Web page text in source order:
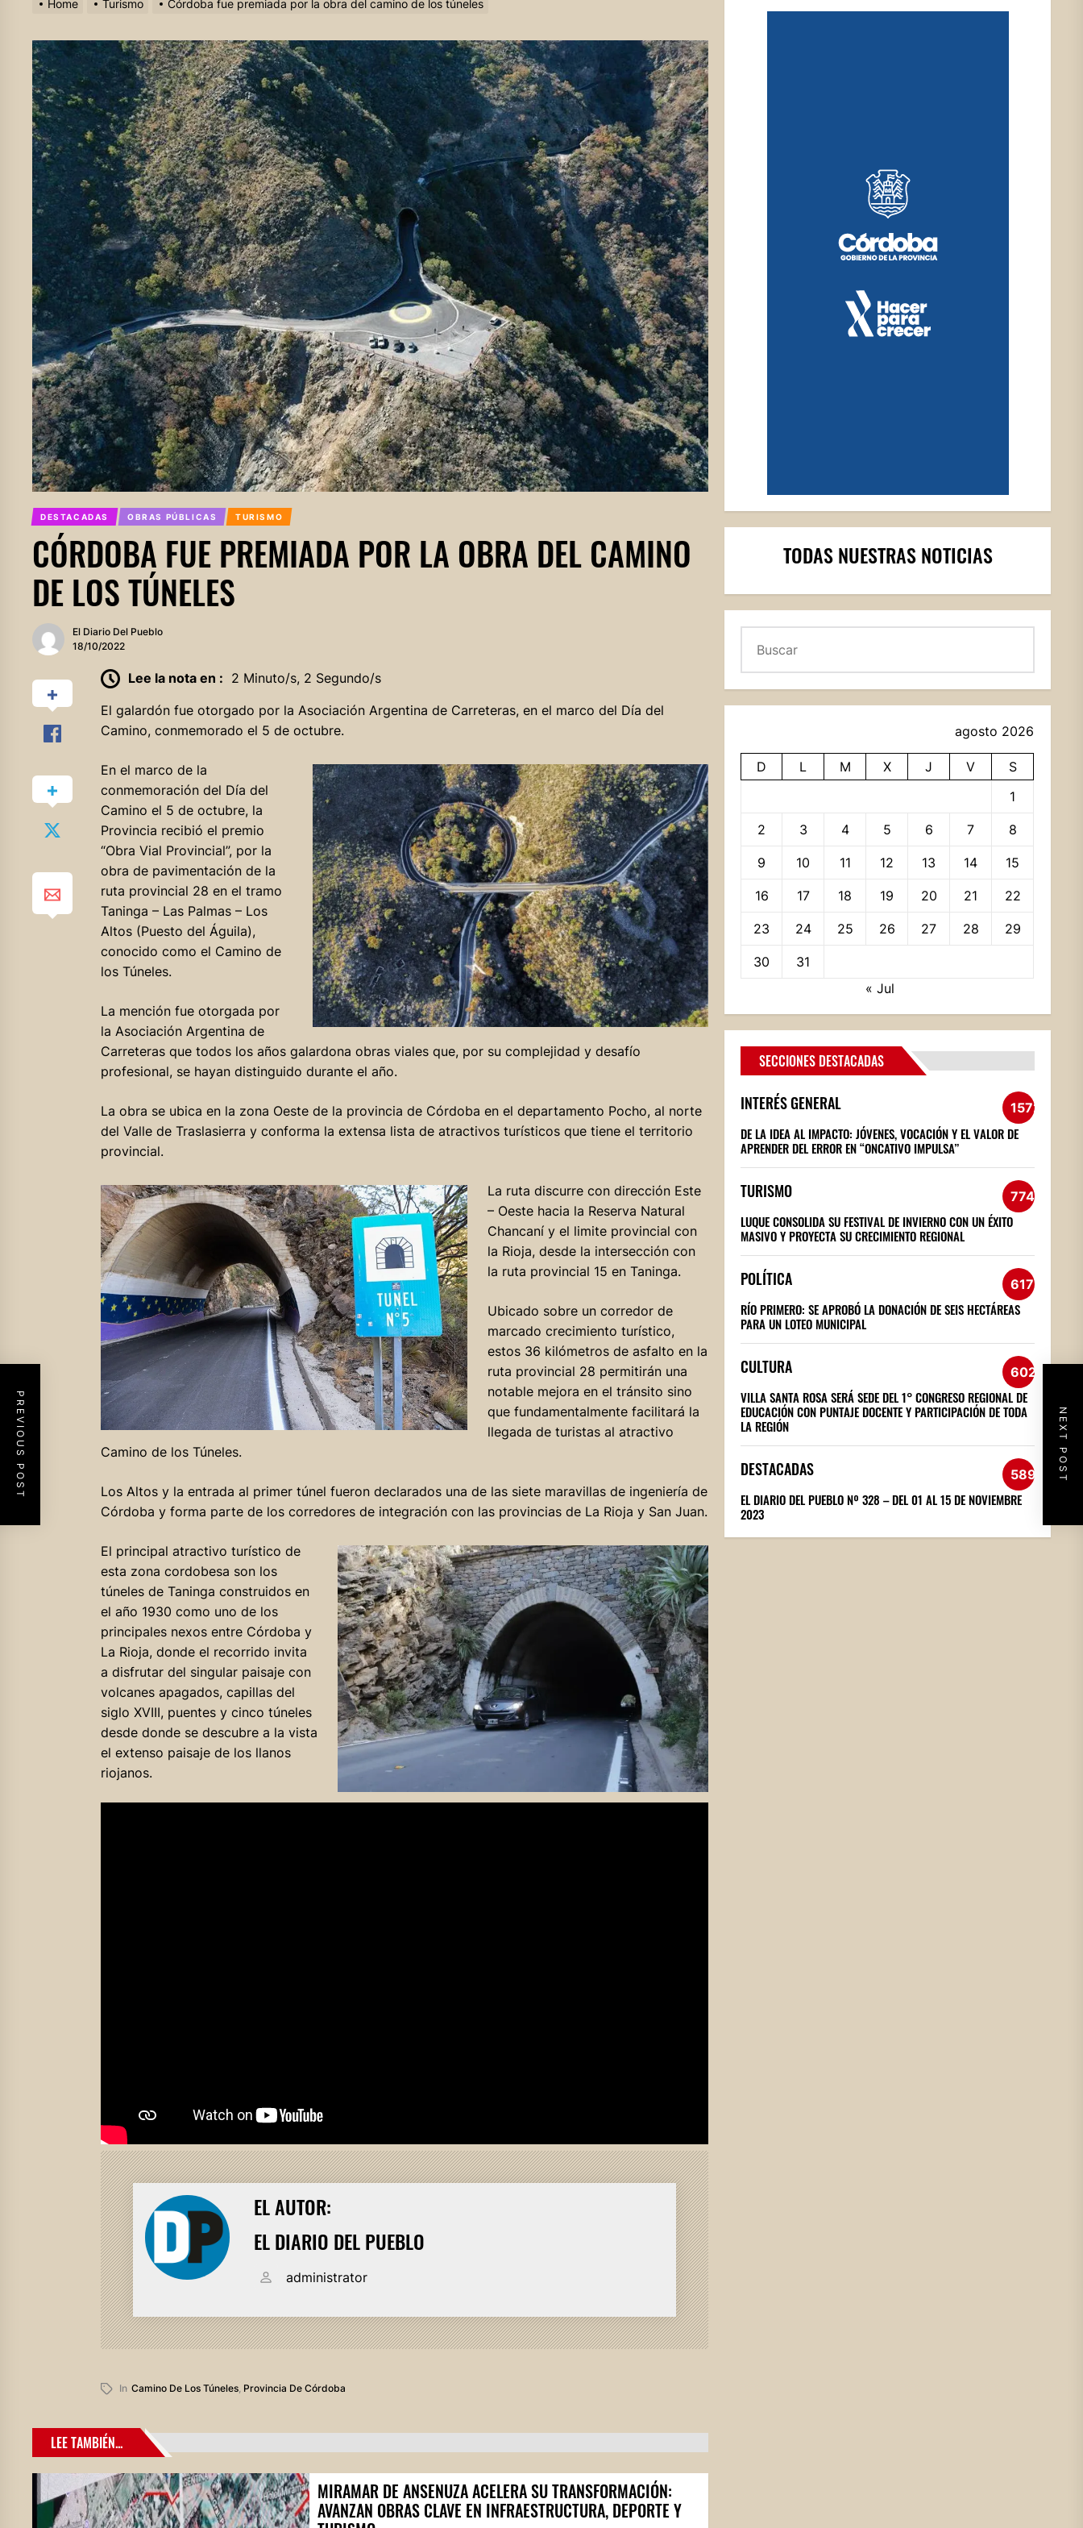
Home Turismo Córdoba fue premiada por la obra del camino de los túneles
DESTACADAS OBRAS PÚBLICAS TURISMO
CÓRDOBA FUE PREMIADA POR LA OBRA DEL CAMINO
DE LOS TÚNELES
El Diario Del Pueblo
18/10/2022
Lee la nota en : 2 Minuto/s, 2 Segundo/s
El galardón fue otorgado por la Asociación Argentina de Carreteras, en el marco del Día del
Camino, conmemorado el 5 de octubre.
En el marco de la
conmemoración del Día del
Camino el 5 de octubre, la
Provincia recibió el premio
“Obra Vial Provincial”, por la
obra de pavimentación de la
ruta provincial 28 en el tramo
Taninga – Las Palmas – Los
Altos (Puesto del Águila),
conocido como el Camino de
los Túneles.
La mención fue otorgada por
la Asociación Argentina de
Carreteras que todos los años galardona obras viales que, por su complejidad y desafío
profesional, se hayan distinguido durante el año.
La obra se ubica en la zona Oeste de la provincia de Córdoba en el departamento Pocho, al norte
del Valle de Traslasierra y conforma la extensa lista de atractivos turísticos que tiene el territorio
provincial.
La ruta discurre con dirección Este
– Oeste hacia la Reserva Natural
Chancaní y el limite provincial con
la Rioja, desde la intersección con
la ruta provincial 15 en Taninga.
Ubicado sobre un corredor de
marcado crecimiento turístico,
estos 36 kilómetros de asfalto en la
ruta provincial 28 permitirán una
notable mejora en el tránsito sino
que fundamentalmente facilitará la
llegada de turistas al atractivo
Camino de los Túneles.
Los Altos y la entrada al primer túnel fueron declarados una de las siete maravillas de ingeniería de
Córdoba y forma parte de los corredores de integración con las provincias de La Rioja y San Juan.
El principal atractivo turístico de
esta zona cordobesa son los
túneles de Taninga construidos en
el año 1930 como uno de los
principales nexos entre Córdoba y
La Rioja, donde el recorrido invita
a disfrutar del singular paisaje con
volcanes apagados, capillas del
siglo XVIII, puentes y cinco túneles
desde donde se descubre a la vista
el extenso paisaje de los llanos
riojanos.
EL AUTOR:
EL DIARIO DEL PUEBLO
administrator
In Camino De Los Túneles, Provincia De Córdoba
PREVIOUS POST NEXT POST
LEE TAMBIÉN...
MIRAMAR DE ANSENUZA ACELERA SU TRANSFORMACIÓN:
AVANZAN OBRAS CLAVE EN INFRAESTRUCTURA, DEPORTE Y
TODAS NUESTRAS NOTICIAS
agosto 2026
D L M X J V
S
1
2 3 4 5 6 7 8
9 10 11 12 13 14 15
16 17 18 19 20 21 22
23 24 25 26 27 28 29
30
31
« Jul
SECCIONES DESTACADAS
INTERÉS GENERAL 1572
DE LA IDEA AL IMPACTO: JÓVENES, VOCACIÓN Y EL VALOR DE
APRENDER DEL ERROR EN “ONCATIVO IMPULSA”
TURISMO 774
LUQUE CONSOLIDA SU FESTIVAL DE INVIERNO CON UN ÉXITO
MASIVO Y PROYECTA SU CRECIMIENTO REGIONAL
POLÍTICA 617
RÍO PRIMERO: SE APROBÓ LA DONACIÓN DE SEIS HECTÁREAS
PARA UN LOTEO MUNICIPAL
CULTURA 602
VILLA SANTA ROSA SERÁ SEDE DEL 1° CONGRESO REGIONAL DE
EDUCACIÓN CON PUNTAJE DOCENTE Y PARTICIPACIÓN DE TODA
LA REGIÓN
DESTACADAS 589
EL DIARIO DEL PUEBLO Nº 328 – DEL 01 AL 15 DE NOVIEMBRE
2023